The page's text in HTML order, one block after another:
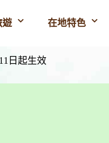
遊 在地特色
日起生效